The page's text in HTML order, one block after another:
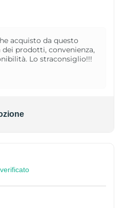
acquisto da questo
prodotti, convenienza,
Lo straconsiglio!!!